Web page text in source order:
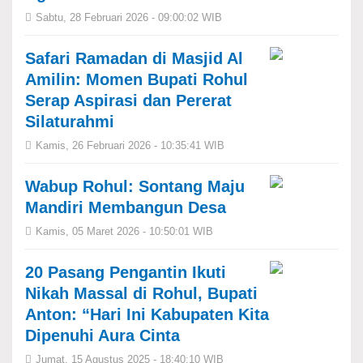
Sabtu, 28 Februari 2026 - 09:00:02 WIB
Safari Ramadan di Masjid Al
Amilin: Momen Bupati Rohul
Serap Aspirasi dan Pererat
Silaturahmi
Kamis, 26 Februari 2026 - 10:35:41 WIB
Wabup Rohul: Sontang Maju
Mandiri Membangun Desa
Kamis, 05 Maret 2026 - 10:50:01 WIB
20 Pasang Pengantin Ikuti
Nikah Massal di Rohul, Bupati
Anton: “Hari Ini Kabupaten Kita
Dipenuhi Aura Cinta
Jumat, 15 Agustus 2025 - 18:40:10 WIB